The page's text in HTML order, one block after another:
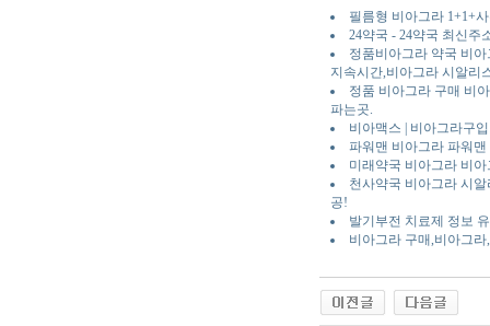
필름형 비아그라 1+1+
24약국 - 24약국 최신주
정품비아그라 약국 비
지속시간,비아그라 시알리
정품 비아그라 구매 비
파는곳.
비아맥스 | 비아그라구
파워맨 비아그라 파워
미래약국 비아그라 비
천사약국 비아그라 시
공!
발기부전 치료제 정보
비아그라 구매,비아그